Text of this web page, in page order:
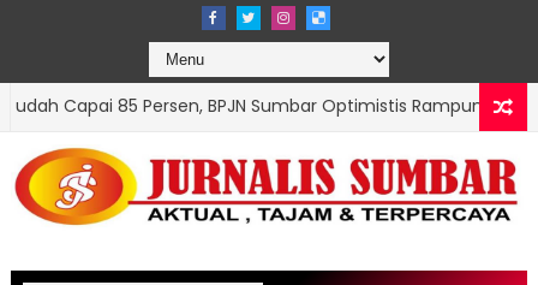
BPJN Sumbar Optimistis Rampung Tepat Waktu OPINI